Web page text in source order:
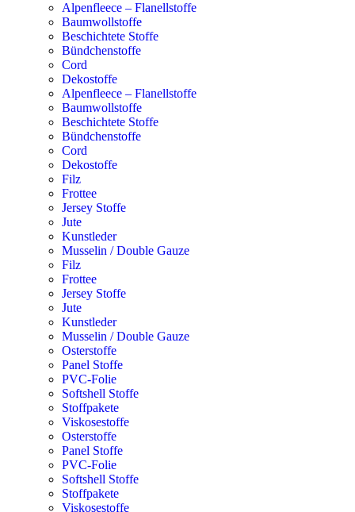
Alpenfleece – Flanellstoffe
Baumwollstoffe
Beschichtete Stoffe
Bündchenstoffe
Cord
Dekostoffe
Alpenfleece – Flanellstoffe
Baumwollstoffe
Beschichtete Stoffe
Bündchenstoffe
Cord
Dekostoffe
Filz
Frottee
Jersey Stoffe
Jute
Kunstleder
Musselin / Double Gauze
Filz
Frottee
Jersey Stoffe
Jute
Kunstleder
Musselin / Double Gauze
Osterstoffe
Panel Stoffe
PVC-Folie
Softshell Stoffe
Stoffpakete
Viskosestoffe
Osterstoffe
Panel Stoffe
PVC-Folie
Softshell Stoffe
Stoffpakete
Viskosestoffe